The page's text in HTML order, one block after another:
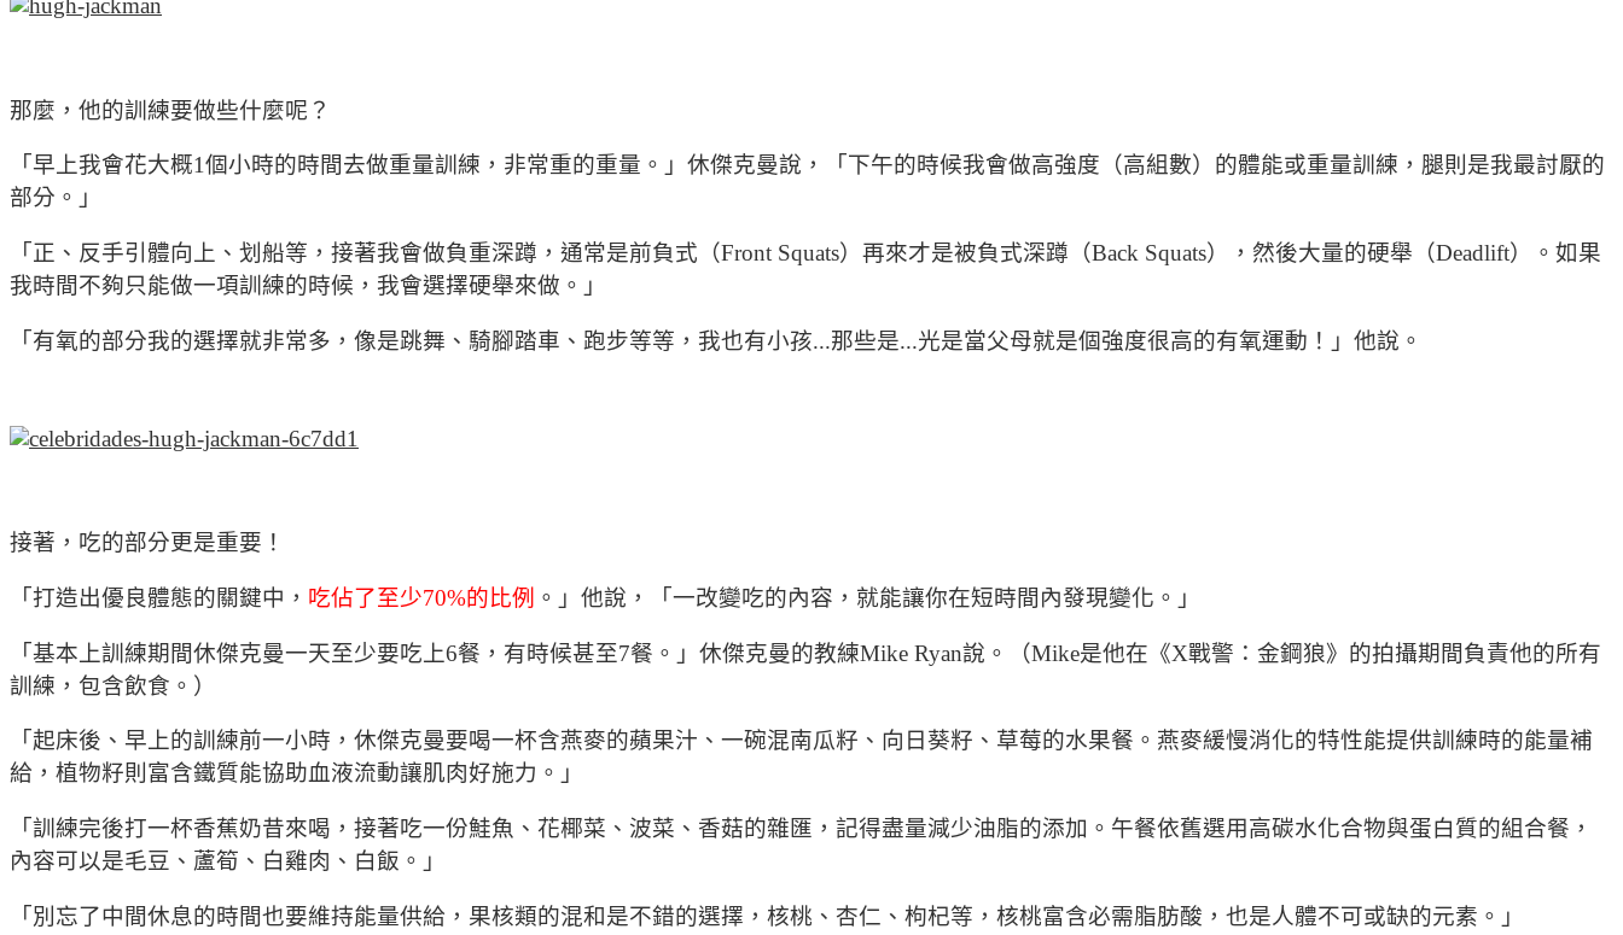
那麼，他的訓練要做些什麼呢？
「早上我會花大概1個小時的時間去做重量訓練，非常重的重量。」休傑克曼說，「下午的時候我會做高強度（高組數）的體能或重量訓練，腿則是我最討厭的
部分。」
「正、反手引體向上、划船等，接著我會做負重深蹲，通常是前負式（Front Squats）再來才是被負式深蹲（Back Squats），然後大量的硬舉（Deadlift）。如果
我時間不夠只能做一項訓練的時候，我會選擇硬舉來做。」
「有氧的部分我的選擇就非常多，像是跳舞、騎腳踏車、跑步等等，我也有小孩...那些是...光是當父母就是個強度很高的有氧運動！」他說。
接著，吃的部分更是重要！
「打造出優良體態的關鍵中， 吃佔了至少70%的比例 。」他說，「一改變吃的內容，就能讓你在短時間內發現變化。」
「基本上訓練期間休傑克曼一天至少要吃上6餐，有時候甚至7餐。」休傑克曼的教練Mike Ryan說。（Mike是他在《X戰警：金鋼狼》的拍攝期間負責他的所有
訓練，包含飲食。）
「起床後、早上的訓練前一小時，休傑克曼要喝一杯含燕麥的蘋果汁、一碗混南瓜籽、向日葵籽、草莓的水果餐。燕麥緩慢消化的特性能提供訓練時的能量補
給，植物籽則富含鐵質能協助血液流動讓肌肉好施力。」
「訓練完後打一杯香蕉奶昔來喝，接著吃一份鮭魚、花椰菜、波菜、香菇的雜匯，記得盡量減少油脂的添加。午餐依舊選用高碳水化合物與蛋白質的組合餐，
內容可以是毛豆、蘆筍、白雞肉、白飯。」
「別忘了中間休息的時間也要維持能量供給，果核類的混和是不錯的選擇，核桃、杏仁、枸杞等，核桃富含必需脂肪酸，也是人體不可或缺的元素。」